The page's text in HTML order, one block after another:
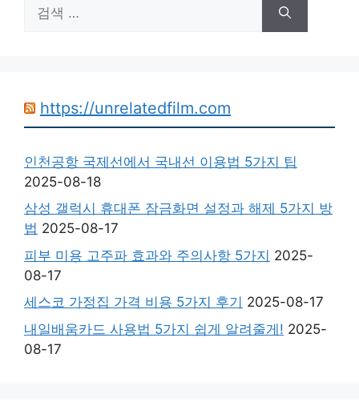
색:
https://unrelatedfilm.com
인천공항 국제선에서 국내선 이용법 5가지 팁
2025-08-18
삼성 갤럭시 휴대폰 잠금화면 설정과 해제 5가지 방
법 2025-08-17
피부 미용 고주파 효과와 주의사항 5가지 2025-
08-17
세스코 가정집 가격 비용 5가지 후기 2025-08-17
내일배움카드 사용법 5가지 쉽게 알려줄게! 2025-
08-17